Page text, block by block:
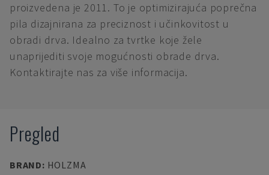
proizvedena je 2011. To je optimizirajuća poprečna
pila dizajnirana za preciznost i učinkovitost u
obradi drva. Idealno za tvrtke koje žele
unaprijediti svoje mogućnosti obrade drva.
Kontaktirajte nas za više informacija.
Pregled
BRAND: HOLZMA